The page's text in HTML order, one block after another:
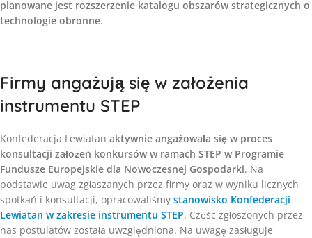
planowane jest rozszerzenie katalogu obszarów strategicznych o
technologie obronne.
Firmy angażują się w założenia
instrumentu STEP
Konfederacja Lewiatan aktywnie angażowała się w proces
konsultacji założeń konkursów w ramach STEP w Programie
Fundusze Europejskie dla Nowoczesnej Gospodarki. Na
podstawie uwag zgłaszanych przez firmy oraz w wyniku licznych
spotkań i konsultacji, opracowaliśmy stanowisko Konfederacji
Lewiatan w zakresie instrumentu STEP. Część zgłoszonych przez
nas postulatów została uwzględniona. Na uwagę zasługuje